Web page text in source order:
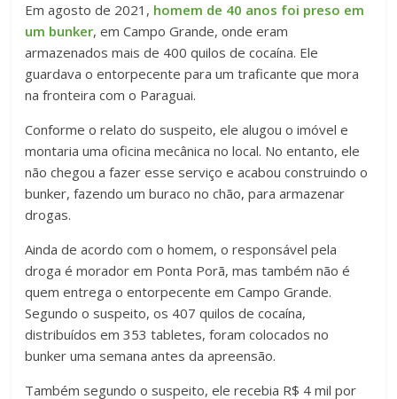
Em agosto de 2021, homem de 40 anos foi preso em
um bunker, em Campo Grande, onde eram
armazenados mais de 400 quilos de cocaína. Ele
guardava o entorpecente para um traficante que mora
na fronteira com o Paraguai.
Conforme o relato do suspeito, ele alugou o imóvel e
montaria uma oficina mecânica no local. No entanto, ele
não chegou a fazer esse serviço e acabou construindo o
bunker, fazendo um buraco no chão, para armazenar
drogas.
Ainda de acordo com o homem, o responsável pela
droga é morador em Ponta Porã, mas também não é
quem entrega o entorpecente em Campo Grande.
Segundo o suspeito, os 407 quilos de cocaína,
distribuídos em 353 tabletes, foram colocados no
bunker uma semana antes da apreensão.
Também segundo o suspeito, ele recebia R$ 4 mil por